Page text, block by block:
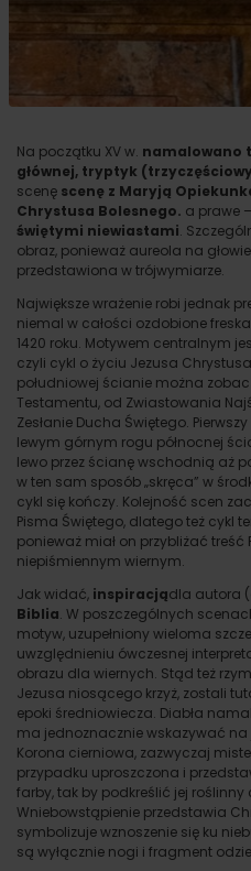
Na początku XV w. namalowano
głównej, tryptyk
scenę scenę z Maryją
Chrystusa Bolesnego. a prawe –
świętymi niewiastami.
obraz, ponieważ aureola na
przedstawiona w trójwymiarze.
Największe wrażenie robi jednak
niemal w całości ozdobione
1420 roku. Motywem centralnym
czyli cykl o życiu Jezusa
południowej ścianie można
Testamentu, od Zwiastowania
Zesłanie Ducha Świętego.
lewym górnym rogu północnej
lewo przez ścianę wschodnią aż
w ten sam sposób „skręca” w
cykl się kończy. Kolejność scen
Pisma Świętego, dlatego też cykl
ponieważ miał on przybliżać treść
niepiśmiennym wiernym.
Jak widać, inspiracjądla autora
Biblia. W poszczególnych
motyw, uzupełniony wieloma
uwzględnieniu ówczesnej
obrazu dla wiernych. Stąd też
Jezusa niosącego krzyż, zostali
epoki średniowiecza. Diabła
ma jednoznacznie wskazywać
Korona cierniowa, zazwyczaj
przypadku uproszczona i
farby, tak by podkreślić jej roślinny
Wniebowstąpienie przedstawia
symbolizuje wznoszenie się ku
są wyłącznie nogi i fragment
Przyjazd